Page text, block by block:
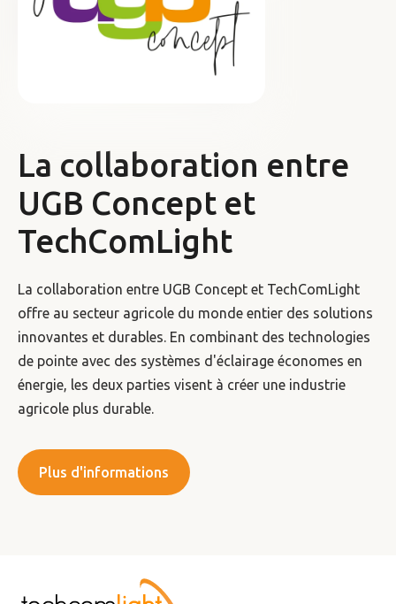
La collaboration entre
UGB Concept et
TechComLight
La collaboration entre UGB Concept et TechComLight
offre au secteur agricole du monde entier des solutions
innovantes et durables. En combinant des technologies
de pointe avec des systèmes d'éclairage économes en
énergie, les deux parties visent à créer une industrie
agricole plus durable.
Plus d'informations